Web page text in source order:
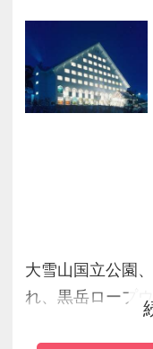
大雪山国立公園
れ、黒岳ロープ
所に位置する大